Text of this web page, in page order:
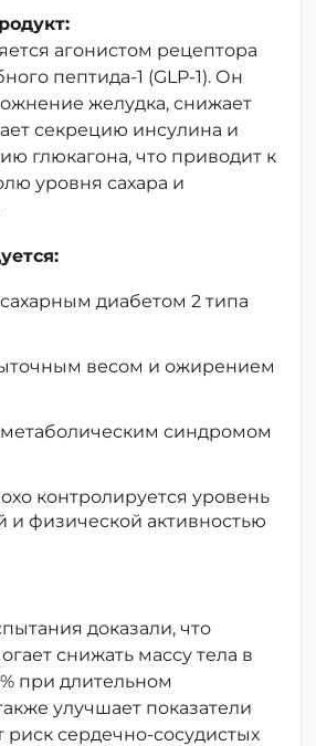
агонистом рецептора
пептида-1 (GLP-1). Он
желудка, снижает
секрецию инсулина и
глюкагона, что приводит к
уровня сахара и
диабетом 2 типа
весом и ожирением
синдромом
контролируется уровень
и физической активностью
доказали, что
снижать массу тела в
при длительном
улучшает показатели
риск сердечно-сосудистых